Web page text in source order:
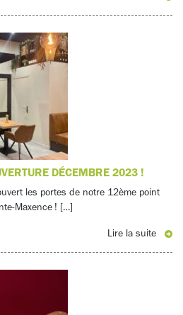
DÉCEMBRE 2023 !
les portes de notre 12ème point
Maxence ! […]
Lire la suite